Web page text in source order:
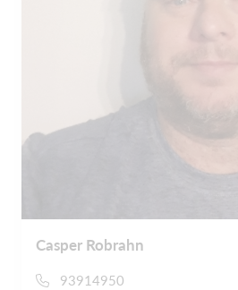
Casper Robrahn
93914950